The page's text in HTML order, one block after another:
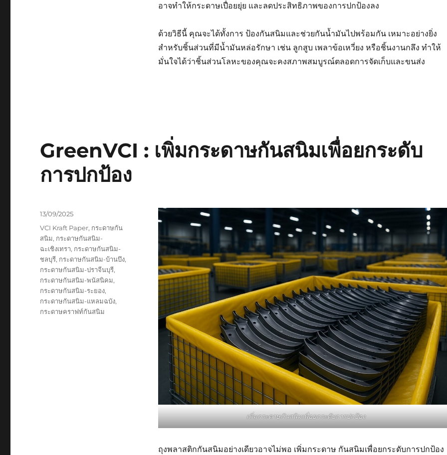
อาจทำให้กระดาษเปื่อยยุ่ย และลดประสิทธิภาพของการปกป้องลง
ด้วยวิธีนี้ คุณจะได้ทั้งการ ป้องกันสนิมและช่วยกันน้ำมันไปพร้อมกัน เหมาะอย่างยิ่ง
สำหรับชิ้นส่วนที่มีน้ำมันหล่อรักษา เช่น ลูกสูบ เพลาข้อเหวี่ยง หรือชิ้นงานกลึง ทำให้
มั่นใจได้ว่าชิ้นส่วนโลหะของคุณจะคงสภาพสมบูรณ์ตลอดการจัดเก็บและขนส่ง
GreenVCI : เพิ่มกระดาษกันสนิมเพื่อยกระดับ
การปกป้อง
เพิ่มกระดาษกันสนิมเพื่อยกระดับการปกป้อง
ถุงพลาสติกกันสนิมอย่างเดียวอาจไม่พอ เพิ่มกระดาษ กันสนิมเพื่อยกระดับการปกป้อง
Posted
on
13/09/2025
Tags
VCI Kraft Paper, กระดาษกัน
สนิม, กระดาษกันสนิม-
ฉะเชิงเทรา, กระดาษกันสนิม-
ชลบุรี, กระดาษกันสนิม-บ้านบึง,
กระดาษกันสนิม-ปราจีนบุรี,
กระดาษกันสนิม-พนัสนิคม,
กระดาษกันสนิม-ระยอง,
กระดาษกันสนิม-แหลมฉบัง,
กระดาษคราฟท์กันสนิม